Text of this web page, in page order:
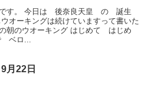
す。 今日は 後奈良天皇 の 誕生
オーキングは続けていますって書いた
朝のウオーキング はじめて はじめ
ベロ...
9月22日